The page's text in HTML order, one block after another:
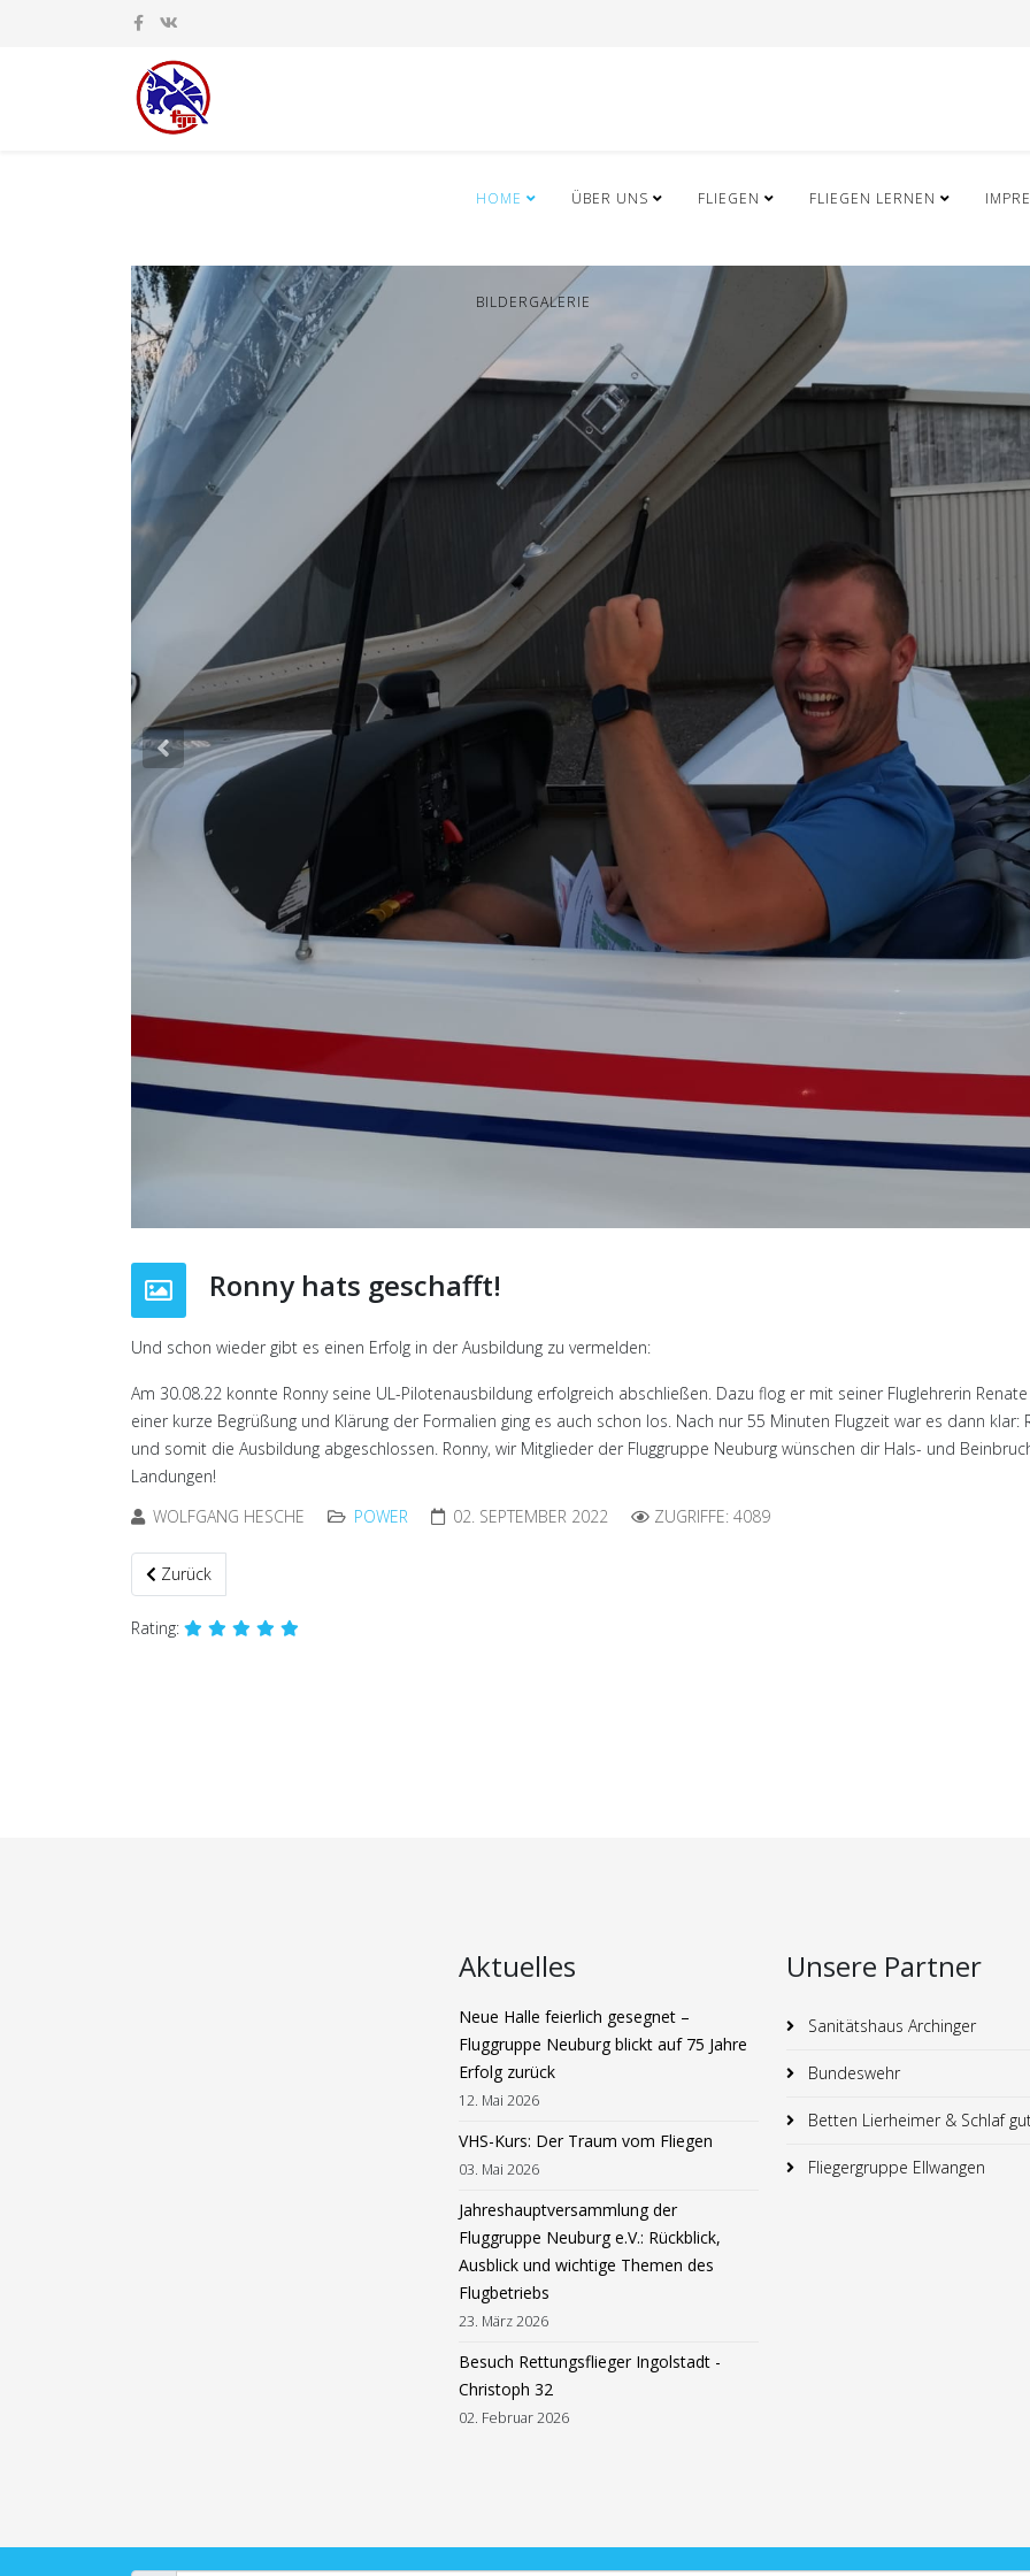
HOME ÜBER UNS FLIEGEN FLIEGEN LERNEN
BILDERGALERIE
Previous
Ronny hats geschafft!
Und schon wieder gibt es einen Erfolg in der Ausbildung zu vermelden:
Am 30.08.22 konnte Ronny seine UL-Pilotenausbildung erfolgreich abschließen. Dazu flog er mit seiner Fluglehrerin
einer kurze Begrüßung und Klärung der Formalien ging es auch schon los. Nach nur 55 Minuten Flugzeit war es dann
und somit die Ausbildung abgeschlossen. Ronny, wir Mitglieder der Fluggruppe Neuburg wünschen dir Hals- und
Landungen!
WOLFGANG HESCHE
POWER 02. SEPTEMBER 2022 ZUGRIFFE: 4089
Vorheriger Beitrag: Kreisjugendringfliegen 2022
Zurück
Rating:
Aktuelles
Neue Halle feierlich gesegnet –
Fluggruppe Neuburg blickt auf 75 Jahre
Erfolg zurück
12. Mai 2026
VHS-Kurs: Der Traum vom Fliegen
03. Mai 2026
Jahreshauptversammlung der
Fluggruppe Neuburg e.V.: Rückblick,
Ausblick und wichtige Themen des
Flugbetriebs
23. März 2026
Besuch Rettungsflieger Ingolstadt -
Christoph 32
02. Februar 2026
Unsere Partner
Sanitätshaus Archinger
Bundeswehr
Betten Lierheimer & Schlaf
Fliegergruppe Ellwangen